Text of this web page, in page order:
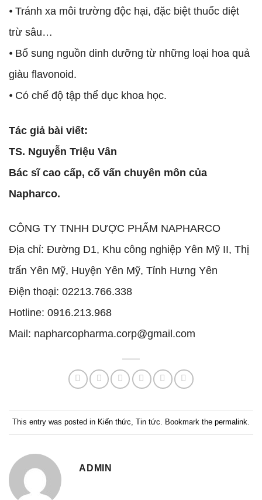
⦁ Tránh xa môi trường độc hại, đặc biệt thuốc diệt
trừ sâu…
⦁ Bổ sung nguồn dinh dưỡng từ những loại hoa quả
giàu flavonoid.
⦁ Có chế độ tập thể dục khoa học.
Tác giả bài viết:
TS. Nguyễn Triệu Vân
Bác sĩ cao cấp, cố vấn chuyên môn của
Napharco.
CÔNG TY TNHH DƯỢC PHẨM NAPHARCO
Địa chỉ: Đường D1, Khu công nghiệp Yên Mỹ II, Thị
trấn Yên Mỹ, Huyện Yên Mỹ, Tỉnh Hưng Yên
Điện thoại: 02213.766.338
Hotline: 0916.213.968
Mail: napharcopharma.corp@gmail.com
This entry was posted in Kiến thức, Tin tức. Bookmark the permalink.
ADMIN